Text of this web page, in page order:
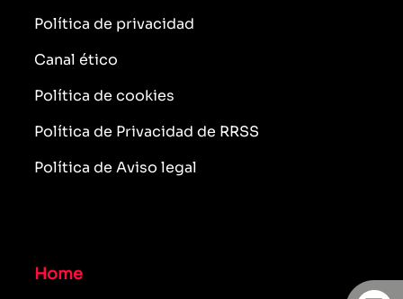
Política de privacidad
Canal ético
Política de cookies
Política de Privacidad de RRSS
Política de Aviso legal
Home